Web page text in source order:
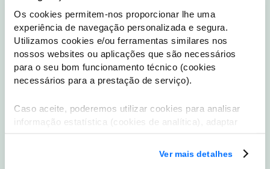
Os cookies permitem-nos proporcionar lhe uma
experiência de navegação personalizada e segura.
Utilizamos cookies e/ou ferramentas similares nos
nossos websites ou aplicações que são necessários
para o seu bom funcionamento técnico (cookies
necessários para a prestação de serviço).
Caso aceite, poderemos utilizar cookies para analisar
informação estatística (cookies de analítica), adaptar
funcionalidades (cookies de personalização e
Ver mais detalhes
instalada?
Para continuares, precisas de instalar a app WOO.
Depois basta tocares no link novamente para acederes
diretamente às funcionalidades de forma fácil e segura.
Descarregar App WOO